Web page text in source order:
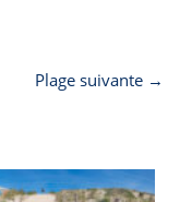
Plage suivante →